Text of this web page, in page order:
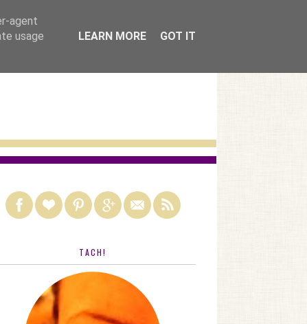
TACH!
agent
usage
LEARN MORE GOT IT